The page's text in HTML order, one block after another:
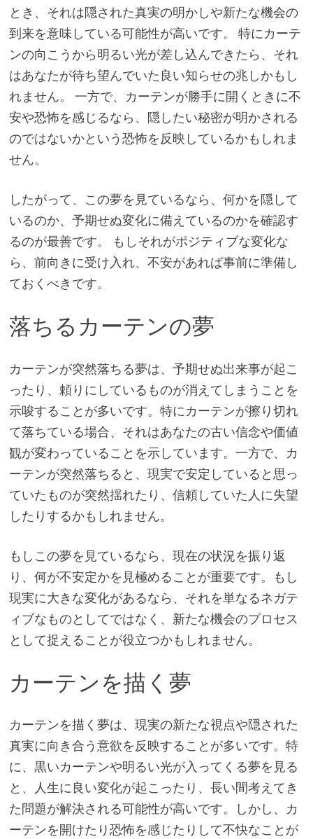
とき、それは隠された真実の明かしや新たな機会の
到来を意味している可能性が高いです。 特にカーテ
ンの向こうから明るい光が差し込んできたら、それ
はあなたが待ち望んでいた良い知らせの兆しかもし
れません。 一方で、カーテンが勝手に開くときに不
安や恐怖を感じるなら、隠したい秘密が明かされる
のではないかという恐怖を反映しているかもしれま
せん。
したがって、この夢を見ているなら、何かを隠して
いるのか、予期せぬ変化に備えているのかを確認す
るのが最善です。 もしそれがポジティブな変化な
ら、前向きに受け入れ、不安があれば事前に準備し
ておくべきです。
落ちるカーテンの夢
カーテンが突然落ちる夢は、予期せぬ出来事が起こ
ったり、頼りにしているものが消えてしまうことを
示唆することが多いです。特にカーテンが擦り切れ
て落ちている場合、それはあなたの古い信念や価値
観が変わっていることを示しています。一方で、カ
ーテンが突然落ちると、現実で安定していると思っ
ていたものが突然揺れたり、信頼していた人に失望
したりするかもしれません。
もしこの夢を見ているなら、現在の状況を振り返
り、何が不安定かを見極めることが重要です。もし
現実に大きな変化があるなら、それを単なるネガテ
ィブなものとしてではなく、新たな機会のプロセス
として捉えることが役立つかもしれません。
カーテンを描く夢
カーテンを描く夢は、現実の新たな視点や隠された
真実に向き合う意欲を反映することが多いです。特
に、黒いカーテンや明るい光が入ってくる夢を見る
と、人生に良い変化が起こったり、長い間考えてき
た問題が解決される可能性が高いです。しかし、カ
ーテンを開けたり恐怖を感じたりして不快なことが